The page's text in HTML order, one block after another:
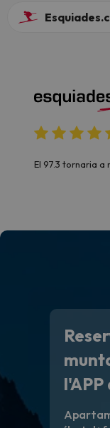
El 97.3 tornaria a